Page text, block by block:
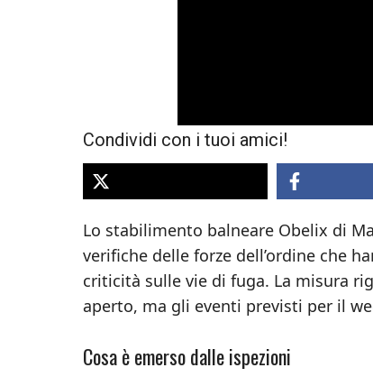
Condividi con i tuoi amici!
Lo stabilimento balneare Obelix di
verifiche delle forze dell’ordine che
criticità sulle vie di fuga. La misura
aperto, ma gli eventi previsti per il
Cosa è emerso dalle ispezioni